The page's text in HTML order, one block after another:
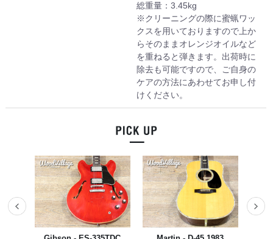
総重量：3.45kg
※クリーニングの際に蜜蝋ワッ
クスを用いておりますので上か
らそのままオレンジオイルなど
を重ねると弾きます。出荷時に
除去も可能ですので、ご自身の
ケアの方法にあわせてお申し付
けください。